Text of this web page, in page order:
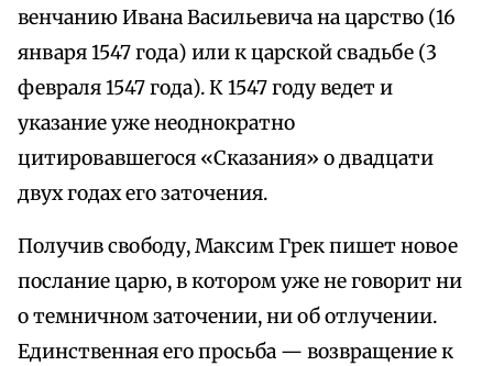
венчанию Ивана Васильевича на царство (16
января 1547 года) или к царской свадьбе (3
февраля 1547 года). К 1547 году ведет и
указание уже неоднократно
цитировавшегося «Сказания» о двадцати
двух годах его заточения.
Получив свободу, Максим Грек пишет новое
послание царю, в котором уже не говорит ни
о темничном заточении, ни об отлучении.
Единственная его просьба — возвращение к